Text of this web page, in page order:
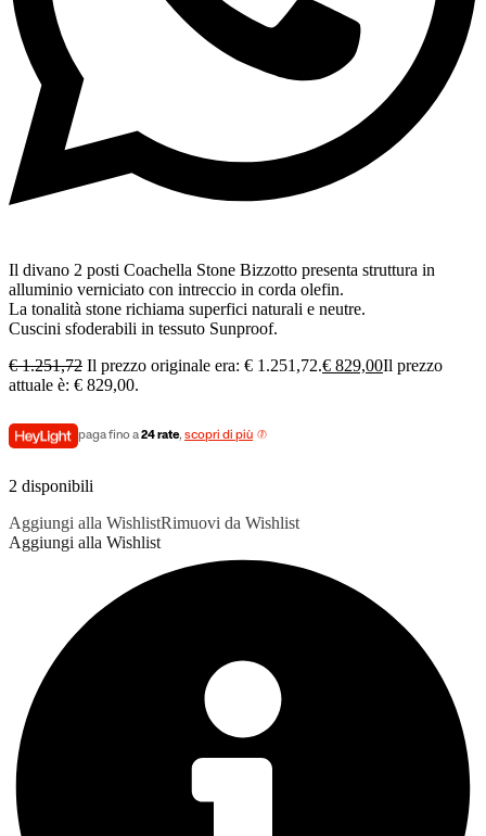
Il divano 2 posti Coachella Stone Bizzotto presenta struttura in
alluminio verniciato con intreccio in corda olefin.
La tonalità stone richiama superfici naturali e neutre.
Cuscini sfoderabili in tessuto Sunproof.
€1.251,72 Il prezzo originale era: € 1.251,72.€ 829,00Il prezzo
attuale è: € 829,00.
paga fino a24 rate, scopri di più
2 disponibili
Aggiungi alla WishlistRimuovi da Wishlist
Aggiungi alla Wishlist